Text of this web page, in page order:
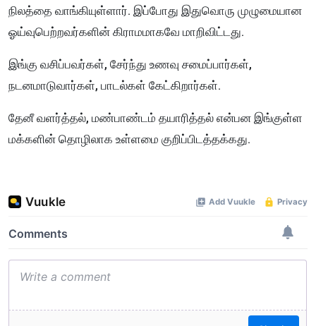
நிலத்தை வாங்கியுள்ளார். இப்போது இதுவொரு முழுமையான
ஓய்வுபெற்றவர்களின் கிராமமாகவே மாறிவிட்டது.
இங்கு வசிப்பவர்கள், சேர்ந்து உணவு சமைப்பார்கள்,
நடனமாடுவார்கள், பாடல்கள் கேட்கிறார்கள்.
தேனீ வளர்த்தல், மண்பாண்டம் தயாரித்தல் என்பன இங்குள்ள
மக்களின் தொழிலாக உள்ளமை குறிப்பிடத்தக்கது.